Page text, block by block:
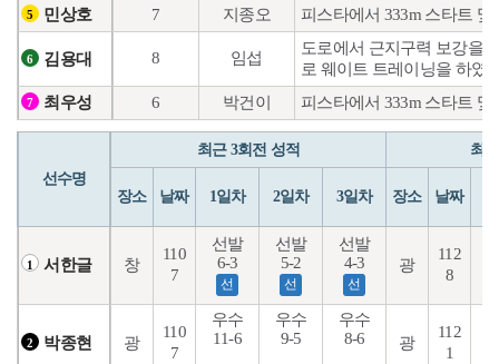
5 민상호 7 지종오 피스타에서 333m 스타트
6 김용대 8 임섭
도로에서 근지구력 보강을
로 웨이트 트레이닝을 하였
7 최우성 6 박건이 피스타에서 333m 스타트
선수명
최근 3회전 성적 최
장소 날짜 1일차 2일차 3일차 장소 날짜
1 서한글 창
110
7
선발
6-3
선
선발
5-2
선
선발
4-3
선
광
112
8
2 박종현 광
110
7
우수
11-6
우수
9-5
우수
8-6
광
112
1